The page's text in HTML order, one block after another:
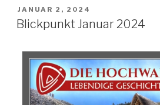
JANUAR 2, 2024
Blickpunkt Januar 2024